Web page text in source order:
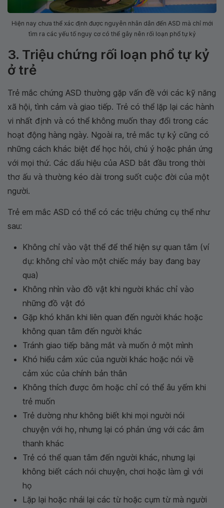
Hiện nay chưa thể xác định được nguyên nhân dẫn đến ASD mà chỉ mới
tìm ra các yếu tố nguy cơ có thể gây nên rối loạn phổ tự kỷ
3. Triệu chứng rối loạn phổ tự kỷ
ở trẻ
Trẻ mắc chứng ASD thường gặp vấn đề với các kỹ năng
xã hội, tình cảm và giao tiếp. Trẻ có thể lặp lại các hành
vi nhất định và có thể không muốn thay đổi trong các
hoạt động hàng ngày. Ngoài ra, trẻ mắc tự kỷ cũng có
những cách khác biệt để học hỏi, chú ý hoặc phản ứng
với mọi thứ. Các dấu hiệu của ASD bắt đầu trong thời
thơ ấu và thường kéo dài trong suốt cuộc đời của một
người.
Trẻ em mắc ASD có thể có các triệu chứng cụ thể như
sau:
Không chỉ vào vật thể để thể hiện sự quan tâm (ví
dụ: không chỉ vào một chiếc máy bay đang bay
qua)
Không nhìn vào đồ vật khi người khác chỉ vào
những đồ vật đó
Gặp khó khăn khi liên quan đến người khác hoặc
không quan tâm đến người khác
Tránh giao tiếp bằng mắt và muốn ở một mình
Khó hiểu cảm xúc của người khác hoặc nói về
cảm xúc của chính bản thân
Không thích được ôm hoặc chỉ có thể âu yếm khi
trẻ muốn
Trẻ dường như không biết khi mọi người nói
chuyện với họ, nhưng lại có phản ứng với các âm
thanh khác
Trẻ có thể quan tâm đến người khác, nhưng lại
không biết cách nói chuyện, chơi hoặc làm gì với
họ
Lặp lại hoặc nhái lại các từ hoặc cụm từ mà người